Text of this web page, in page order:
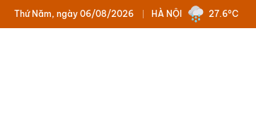
HÀ NỘI
Thứ Năm, ngày 06/08/2026 27.6°C